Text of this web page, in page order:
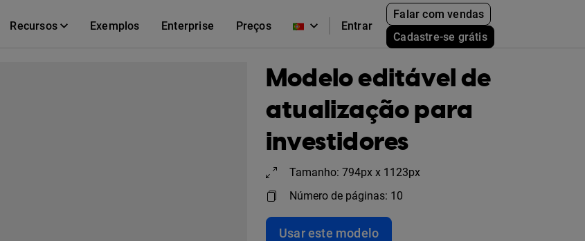
Recursos Exemplos Enterprise Preços Entrar
Falar com vendas
Cadastre-se grátis
Modelo editável de
atualização para
investidores
Tamanho: 794px x 1123px
Número de páginas: 10
Usar este modelo